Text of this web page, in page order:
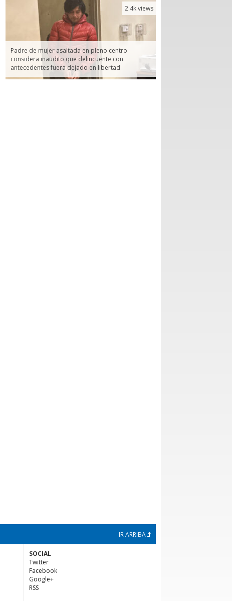
Padre de mujer asaltada en pleno centro
considera inaudito que delincuente con
antecedentes fuera dejado en libertad
2.4k views
IR ARRIBA
SOCIAL
Twitter
Facebook
Google+
RSS